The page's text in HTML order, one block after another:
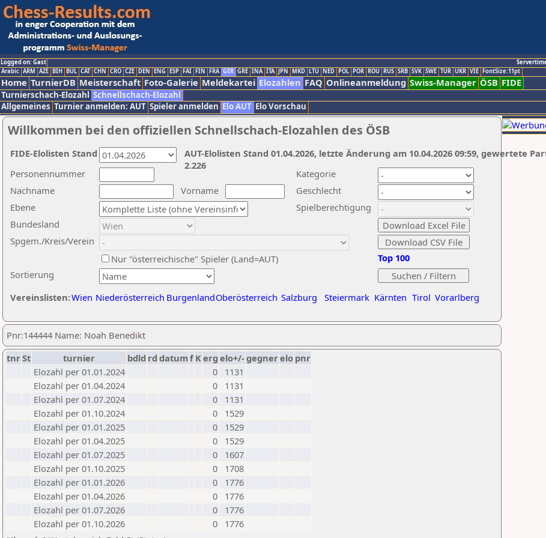
Logged on: Gast
Arabic ARM AZE BIH BUL CAT CHN CRO CZE DEN ENG ESP FAI FIN FRA GER GRE INA ITA JPN MKD LTU NED POL POR ROU RUS SRB SVK SWE TUR UKR VIE FontSize:11pt
Home TurnierDB Meisterschaft Foto-Galerie Meldekartei Elozahlen FAQ Onlineanmeldung Swiss-Manager ÖSB FIDE
Turnierschach-Elozahl Schnellschach-Elozahl
Allgemeines Turnier anmelden: AUT Spieler anmelden Elo AUT Elo Vorschau
Willkommen bei den offiziellen Schnellschach-Elozahlen des ÖSB
Nachname
Vorname
Ebene
Kategorie
Sortierung
Personennummer
Bundesland
Spgem./Kreis/Verein
Geschlecht
Nur "österreichische" Spieler (Land=AUT)
Spielberechtigung
Vereinslisten:Wien Niederösterreich BurgenlandOberösterreich Salzburg Steiermark Kärnten Tirol Vorarlberg
Top 100
AUT-Elolisten Stand 01.04.2026, letzte Änderung am 10.04.2026 09:59, gewertete
2.226
FIDE-Elolisten Stand
Pnr:144444 Name: Noah Benedikt
tnrSt turnier bdld rd datumf Kerg elo+/-gegnerelo pnr
Elozahl per 01.01.2024
0
1131
Elozahl per 01.04.2024
0
1131
Elozahl per 01.07.2024
0
1131
Elozahl per 01.10.2024
0
1529
Elozahl per 01.01.2025
0
1529
Elozahl per 01.04.2025
0
1529
Elozahl per 01.07.2025
0
1607
Elozahl per 01.10.2025
0
1708
Elozahl per 01.01.2026
0
1776
Elozahl per 01.04.2026
0
1776
Elozahl per 01.07.2026
0
1776
Elozahl per 01.10.2026
0
1776